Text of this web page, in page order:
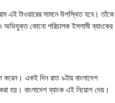
এই টাওয়ারের সামনে উপস্থিত হবে। তাঁকে
অভিযুক্ত কোনো পরিচালক ইসলামী ব্যাংকের
করেন। একই দিন রাত ৯টায় বাংলাদেশ
হয়। বাংলাদেশ ব্যাংক এই নিয়োগ দেয়।